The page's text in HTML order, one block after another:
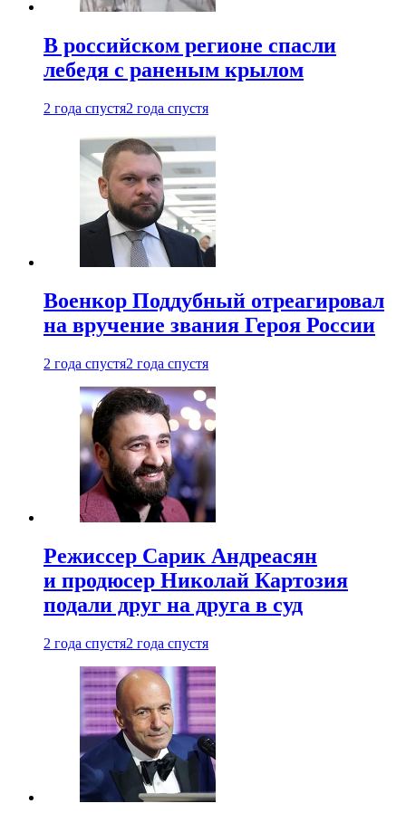
В российском регионе спасли
лебедя с раненым крылом
2 года спустя2 года спустя
Военкор Поддубный отреагировал
на вручение звания Героя России
2 года спустя2 года спустя
Режиссер Сарик Андреасян
и продюсер Николай Картозия
подали друг на друга в суд
2 года спустя2 года спустя